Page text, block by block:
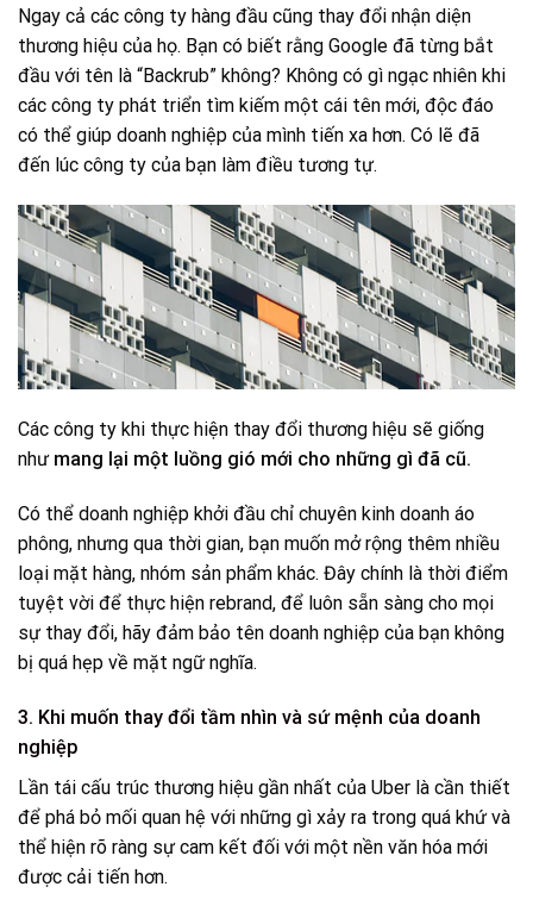
Ngay cả các công ty hàng đầu cũng thay đổi nhận diện
thương hiệu của họ. Bạn có biết rằng Google đã từng bắt
đầu với tên là “Backrub” không? Không có gì ngạc nhiên khi
các công ty phát triển tìm kiếm một cái tên mới, độc đáo
có thể giúp doanh nghiệp của mình tiến xa hơn. Có lẽ đã
đến lúc công ty của bạn làm điều tương tự.
Các công ty khi thực hiện thay đổi thương hiệu sẽ giống
như mang lại một luồng gió mới cho những gì đã cũ.
Có thể doanh nghiệp khởi đầu chỉ chuyên kinh doanh áo
phông, nhưng qua thời gian, bạn muốn mở rộng thêm nhiều
loại mặt hàng, nhóm sản phẩm khác. Đây chính là thời điểm
tuyệt vời để thực hiện rebrand, để luôn sẵn sàng cho mọi
sự thay đổi, hãy đảm bảo tên doanh nghiệp của bạn không
bị quá hẹp về mặt ngữ nghĩa.
3. Khi muốn thay đổi tầm nhìn và sứ mệnh của doanh
nghiệp
Lần tái cấu trúc thương hiệu gần nhất của Uber là cần thiết
để phá bỏ mối quan hệ với những gì xảy ra trong quá khứ và
thể hiện rõ ràng sự cam kết đối với một nền văn hóa mới
được cải tiến hơn.